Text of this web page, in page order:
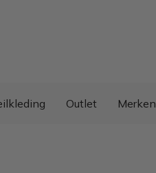
Outlet Merken